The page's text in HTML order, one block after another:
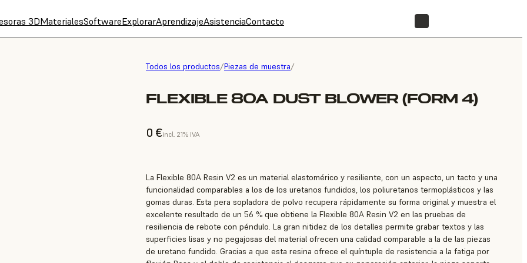
3DMaterialesSoftwareExplorarAprendizajeAsistenciaContacto
Todos los productos/Piezas de muestra/
FLEXIBLE 80A DUST BLOWER (FORM 4)
0 €incl. 21% IVA
La Flexible 80A Resin V2 es un material elastomérico y resiliente, con un aspecto, un tacto y una
funcionalidad comparables a los de los uretanos fundidos, los poliuretanos termoplásticos y las
gomas duras. Esta pera sopladora de polvo recupera rápidamente su forma original y muestra el
excelente resultado de un 56 % que obtiene la Flexible 80A Resin V2 en las pruebas de
resiliencia de rebote con péndulo. La gran nitidez de los detalles permite grabar textos y las
superficies lisas y no pegajosas del material ofrecen una calidad comparable a la de las piezas
de uretano fundido. Gracias a que esta resina ofrece el quíntuple de resistencia a la fatiga por